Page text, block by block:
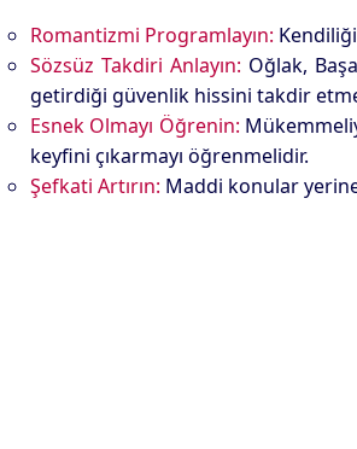
Romantizmi Programlayın:
Sözsüz Takdiri Anlayın: Oğlak,
getirdiği güvenlik hissini takdir
Esnek Olmayı Öğrenin:
keyfini çıkarmayı öğrenmelidir.
Şefkati Artırın: Maddi konular